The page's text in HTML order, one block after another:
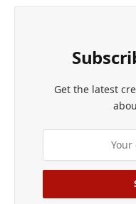
Get the latest